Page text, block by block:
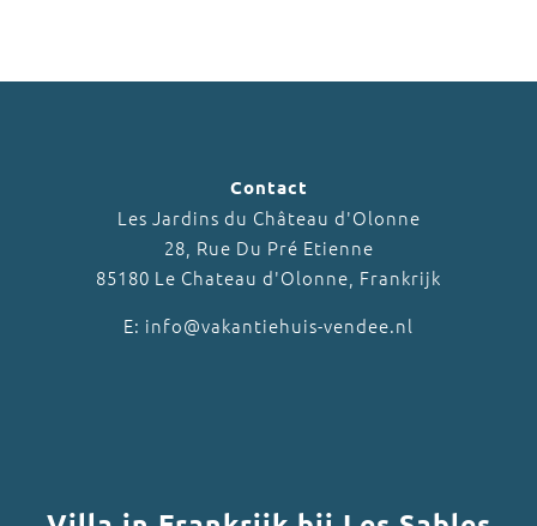
Contact
Les Jardins du Château d'Olonne
28, Rue Du Pré Etienne
85180 Le Chateau d'Olonne, Frankrijk
E: info@vakantiehuis-vendee.nl